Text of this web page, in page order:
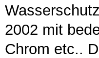
2002 mit
Chrom etc..